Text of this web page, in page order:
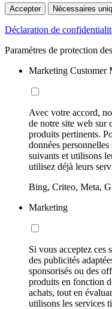
Accepter Nécessaires
Déclaration de
Paramètres de protection
Marketing Customer
Avec votre accord,
de notre site web sur
produits pertinents.
données
suivants et utilisons
utilisez déjà leurs
Bing, Criteo, Meta,
Marketing
Si vous acceptez ces
des publicités
sponsorisés ou des
produits en fonction
achats, tout en
utilisons les services